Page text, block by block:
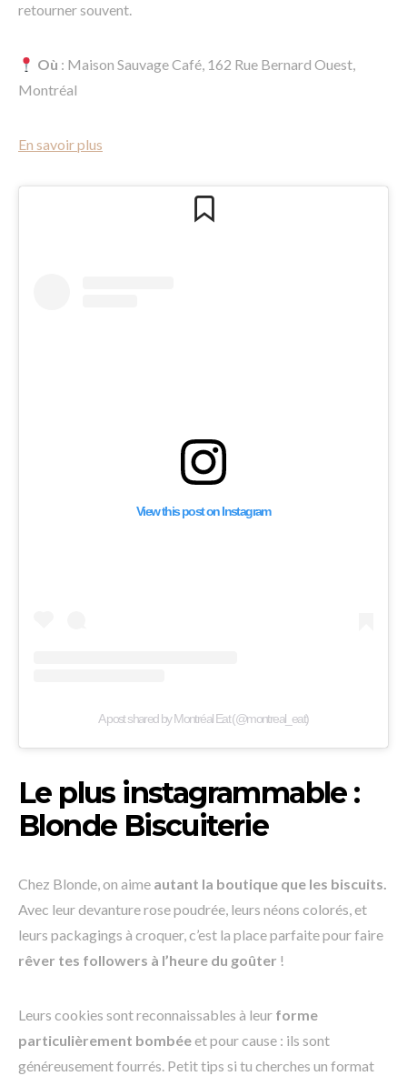
retourner souvent.
Où : Maison Sauvage Café, 162 Rue Bernard Ouest,
Montréal
En savoir plus
View this post on Instagram
A post shared by Montréal Eat (@montreal_eat)
Le plus instagrammable :
Blonde Biscuiterie
Chez Blonde, on aime autant la boutique que les biscuits.
Avec leur devanture rose poudrée, leurs néons colorés, et
leurs packagings à croquer, c’est la place parfaite pour faire
rêver tes followers à l’heure du goûter !
Leurs cookies sont reconnaissables à leur forme
particulièrement bombéeet pour cause : ils sont
généreusement fourrés. Petit tips si tu cherches un format